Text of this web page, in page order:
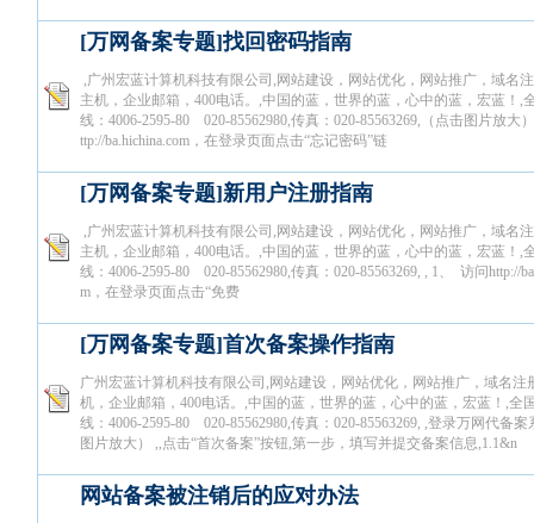
[万网备案专题]找回密码指南
,广州宏蓝计算机科技有限公司,网站建设，网站优化，网站推广，域名
主机，企业邮箱，400电话。,中国的蓝，世界的蓝，心中的蓝，宏蓝！,
线：4006-2595-80 020-85562980,传真：020-85563269,（点击图片放大
ttp://ba.hichina.com，在登录页面点击“忘记密码”链
[万网备案专题]新用户注册指南
,广州宏蓝计算机科技有限公司,网站建设，网站优化，网站推广，域名
主机，企业邮箱，400电话。,中国的蓝，世界的蓝，心中的蓝，宏蓝！,
线：4006-2595-80 020-85562980,传真：020-85563269, , 1、 访问http://
m，在登录页面点击“免费
[万网备案专题]首次备案操作指南
广州宏蓝计算机科技有限公司,网站建设，网站优化，网站推广，域名注
机，企业邮箱，400电话。,中国的蓝，世界的蓝，心中的蓝，宏蓝！,全
线：4006-2595-80 020-85562980,传真：020-85563269, ,登录万网代备案
图片放大） ,,点击“首次备案”按钮,第一步，填写并提交备案信息,1.1&n
网站备案被注销后的应对办法